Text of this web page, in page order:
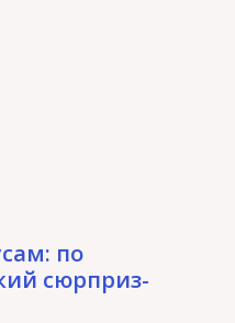
по
сюрприз-